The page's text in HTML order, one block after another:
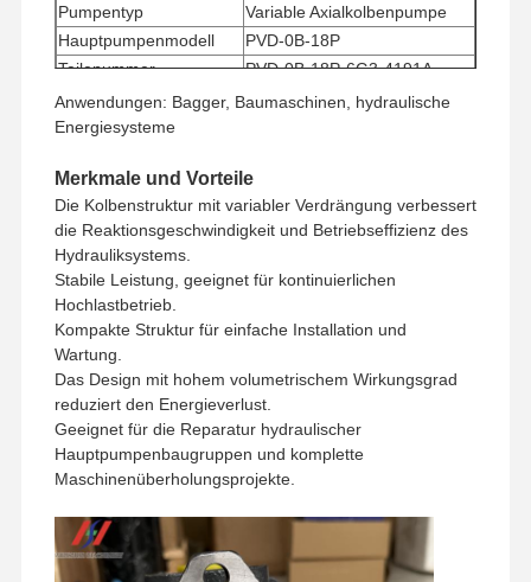
Pumpentyp
Variable Axialkolbenpumpe
Hauptpumpenmodell
PVD-0B-18P
Teilenummer
PVD-0B-18P-6G3-4191A
Mindestbestellmenge
1 Stück
Zahlungsmethode
Anwendungen: Bagger, Baumaschinen, hydraulische
Energiesysteme
Merkmale und Vorteile
Die Kolbenstruktur mit variabler Verdrängung verbessert
die Reaktionsgeschwindigkeit und Betriebseffizienz des
Hydrauliksystems.
Stabile Leistung, geeignet für kontinuierlichen
Hochlastbetrieb.
Kompakte Struktur für einfache Installation und
Wartung.
Das Design mit hohem volumetrischem Wirkungsgrad
reduziert den Energieverlust.
Geeignet für die Reparatur hydraulischer
Hauptpumpenbaugruppen und komplette
Maschinenüberholungsprojekte.